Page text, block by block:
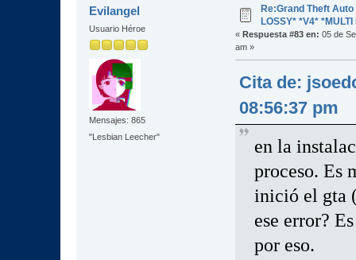
Evilangel
Usuario Héroe
Mensajes: 865
"Lesbian Leecher"
Re:Grand Theft
LOSSY* *V4*
« Respuesta #83 en: 05 de
am »
Cita de:
08:56:37 pm
en la
proceso. Es
inició el gta
ese error?
por eso.